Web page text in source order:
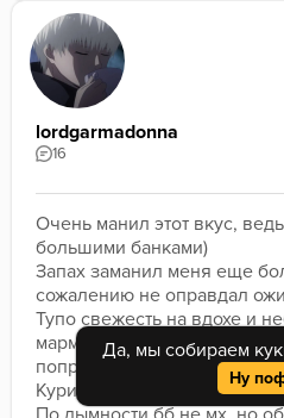
Да, мы собираем
Ну
lordgarmadonna
16
Очень манил этот вкус,
большими банками)
Запах заманил меня еще
сожалению не оправдал
Тупо свежесть на вдохе и
мармеладок, колы ваще не
попробую еще раз точно и
Курил минут 50 на 3х (1